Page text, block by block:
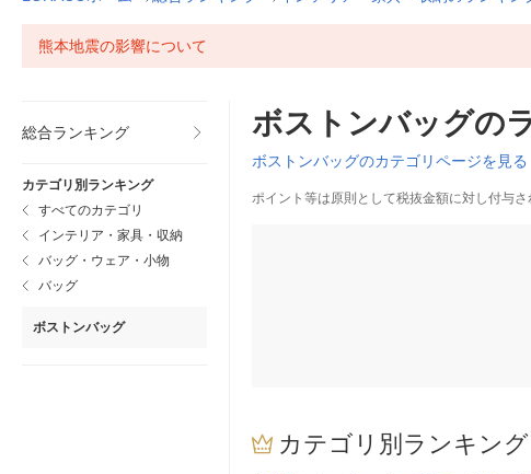
熊本地震の影響について
総合ランキング
カテゴリ別ランキング
すべてのカテゴリ
インテリア・家具・収納
バッグ・ウェア・小物
バッグ
ボストンバッグ
ボストンバッグの
ボストンバッグのカテゴリページを見る
ポイント等は原則として税抜金額に対し付与
カテゴリ別ランキング